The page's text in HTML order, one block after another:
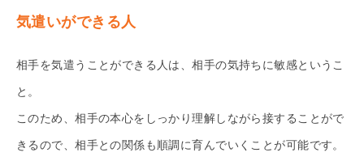
気遣いができる人
相手を気遣うことができる人は、相手の気持ちに敏感というこ
と。
このため、相手の本心をしっかり理解しながら接することがで
きるので、相手との関係も順調に育んでいくことが可能です。